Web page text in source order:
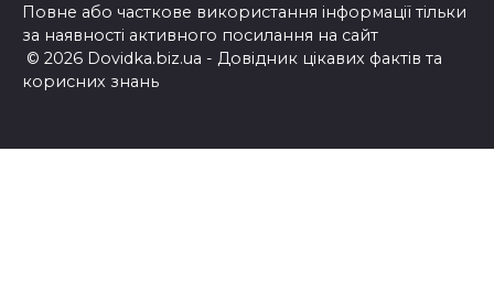
Повне або часткове використання інформації тільки
за наявності активного посилання на сайт
© 2026 Dovidka.biz.ua - Довідник цікавих фактів та
корисних знань